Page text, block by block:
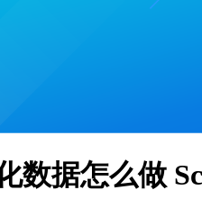
数据怎么做